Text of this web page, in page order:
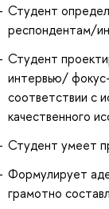
Студент
респондентам/
Студент
интервью/
соответствии с
качественного
Студент умеет
Формулирует
грамотно